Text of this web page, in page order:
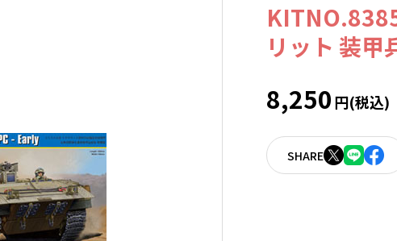
リット 装甲
8,250円(税込)
SHARE